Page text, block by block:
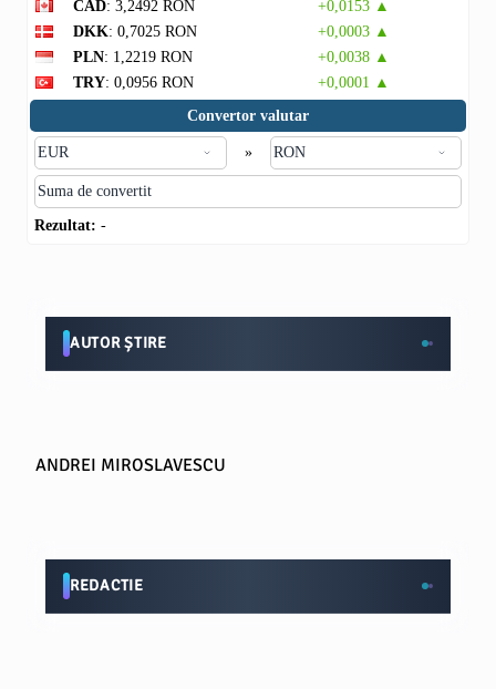
CAD: 3,2492 RON
+0,0153 ▲
DKK: 0,7025 RON
+0,0003 ▲
PLN: 1,2219 RON
+0,0038 ▲
TRY: 0,0956 RON
+0,0001 ▲
Convertor valutar
»
Rezultat: -
AUTOR ȘTIRE
ANDREI MIROSLAVESCU
REDACTIE